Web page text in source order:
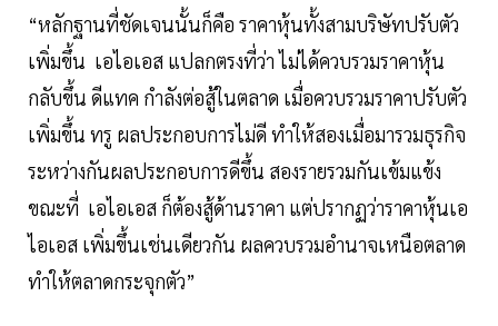
“หลักฐานที่ชัดเจนนั้นก็คือ ราคาหุ้นทั้งสามบริษัทปรับตัว
เพิ่มขึ้น เอไอเอส แปลกตรงที่ว่า ไม่ได้ควบรวมราคาหุ้น
กลับขึ้น ดีแทค กำลังต่อสู้ในตลาด เมื่อควบรวมราคาปรับตัว
เพิ่มขึ้น ทรู ผลประกอบการไม่ดี ทำให้สองเมื่อมารวมธุรกิจ
ระหว่างกันผลประกอบการดีขึ้น สองรายรวมกันเข้มแข้ง
ขณะที่ เอไอเอส ก็ต้องสู้ด้านราคา แต่ปรากฏว่าราคาหุ้นเอ
ไอเอส เพิ่มขึ้นเช่นเดียวกัน ผลควบรวมอำนาจเหนือตลาด
ทำให้ตลาดกระจุกตัว”